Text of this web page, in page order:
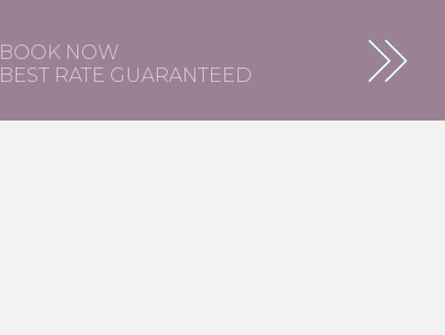
BOOK NOW
BEST RATE GUARANTEED